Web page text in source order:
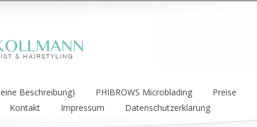
Beschreibung) PHIBROWS Microblading Preise
Kontakt Impressum Datenschutzerklärung